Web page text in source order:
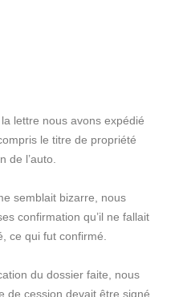
lettre nous avons expédié
le titre de propriété
de l’auto.
semblait bizarre, nous
confirmation qu’il ne fallait
ce qui fut confirmé.
du dossier faite, nous
de cession devait être signé